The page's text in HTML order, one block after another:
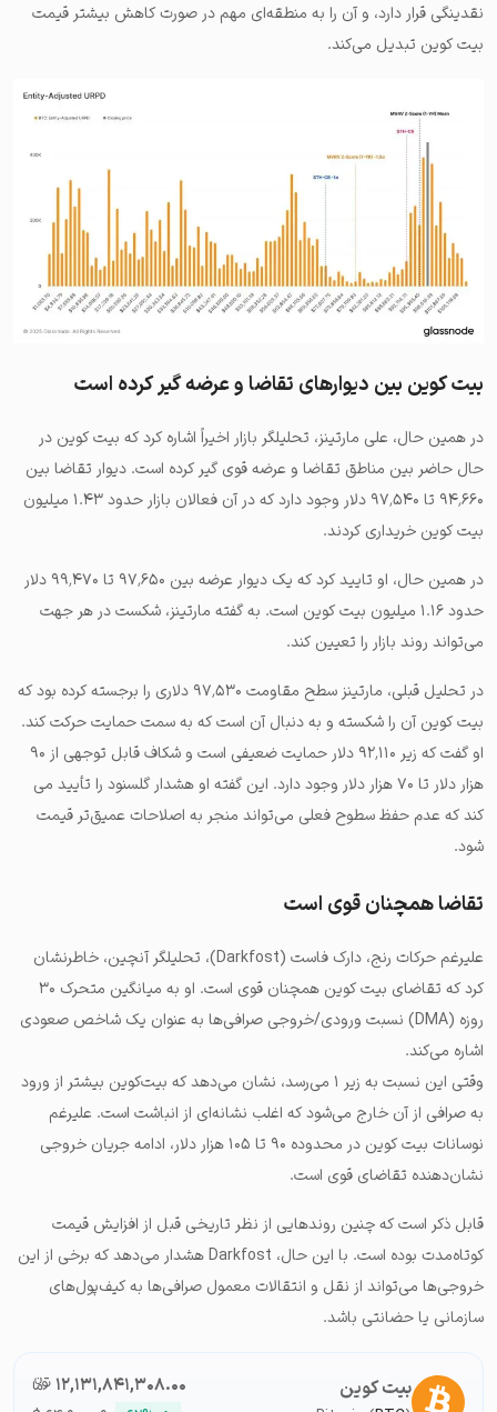
نقدینگی قرار دارد، و آن را به منطقه‌ای مهم در صورت کاهش بیشتر قیمت
بیت کوین تبدیل می‌کند.
بیت کوین بین دیوارهای تقاضا و عرضه گیر کرده است
در همین حال، علی مارتینز، تحلیلگر بازار اخیراً اشاره کرد که بیت کوین در
حال حاضر بین مناطق تقاضا و عرضه قوی گیر کرده است. دیوار تقاضا بین
۹۴٬۶۶۰ تا ۹۷٬۵۴۰ دلار وجود دارد که در آن فعالان بازار حدود ۱.۴۳ میلیون
بیت کوین خریداری کردند.
در همین حال، او تایید کرد که یک دیوار عرضه بین ۹۷٬۶۵۰ تا ۹۹٬۴۷۰ دلار
حدود ۱.۱۶ میلیون بیت کوین است. به گفته مارتینز، شکست در هر جهت
می‌تواند روند بازار را تعیین کند.
در تحلیل قبلی، مارتینز سطح مقاومت ۹۷٬۵۳۰ دلاری را برجسته کرده بود که
بیت کوین آن را شکسته و به دنبال آن است که به سمت حمایت حرکت کند.
او گفت که زیر ۹۲٬۱۱۰ دلار حمایت ضعیفی است و شکاف قابل توجهی از ۹۰
هزار دلار تا ۷۰ هزار دلار وجود دارد. این گفته او هشدار گلسنود را تأیید می
کند که عدم حفظ سطوح فعلی می‌تواند منجر به اصلاحات عمیق‌تر قیمت
شود.
تقاضا همچنان قوی است
علیرغم حرکات رنج، دارک فاست (Darkfost)، تحلیلگر آنچین، خاطرنشان
کرد که تقاضای بیت کوین همچنان قوی است. او به میانگین متحرک ۳۰
روزه (DMA) نسبت ورودی/خروجی صرافی‌ها به عنوان یک شاخص صعودی
اشاره می‌کند.
وقتی این نسبت به زیر ۱ می‌رسد، نشان می‌دهد که بیت‌کوین بیشتر از ورود
به صرافی از آن خارج می‌شود که اغلب نشانه‌ای از انباشت است. علیرغم
نوسانات بیت کوین در محدوده ۹۰ تا ۱۰۵ هزار دلار، ادامه جریان خروجی
نشان‌دهنده تقاضای قوی است.
قابل ذکر است که چنین روندهایی از نظر تاریخی قبل از افزایش قیمت
کوتاه‌مدت بوده است. با این حال، Darkfost هشدار می‌دهد که برخی از این
خروجی‌ها می‌تواند از نقل و انتقالات معمول صرافی‌ها به کیف‌پول‌های
سازمانی یا حضانتی باشد.
بیت کوین ۱۲,۱۳۱,۸۴۱,۳۰۸.۰۰تومان-ء